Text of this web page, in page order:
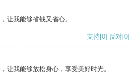
让我能够省钱又省心。
支持[0] 反对[0]
让我能够放松身心，享受美好时光。